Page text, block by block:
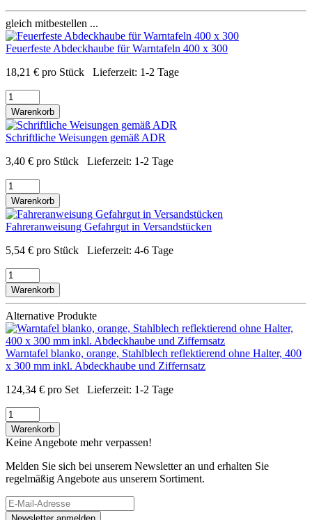
gleich mitbestellen ...
Feuerfeste Abdeckhaube für Warntafeln 400 x 300
18,21 € pro Stück Lieferzeit: 1-2 Tage
Warenkorb
Schriftliche Weisungen gemäß ADR
3,40 € pro Stück Lieferzeit: 1-2 Tage
Warenkorb
Fahreranweisung Gefahrgut in Versandstücken
5,54 € pro Stück Lieferzeit: 4-6 Tage
Warenkorb
Alternative Produkte
Warntafel blanko, orange, Stahlblech reflektierend ohne Halter, 400
x 300 mm inkl. Abdeckhaube und Ziffernsatz
124,34 € pro Set Lieferzeit: 1-2 Tage
Warenkorb
Keine Angebote mehr verpassen!
Melden Sie sich bei unserem Newsletter an und erhalten Sie
regelmäßig Angebote aus unserem Sortiment.